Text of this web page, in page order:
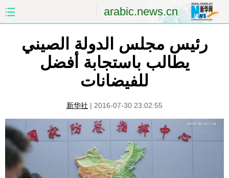
arabic.news.cn
الصفحة الأولى
الشرق الأوسط العالم
العلوم والصحة الثقافة والتعليم
السياحة والبيئة
مؤتمر صحفى للخارجية
رئيس مجلس الدولة الصيني
يطالب باستجابة أفضل
للفيضانات
新华社 | 2016-07-30 23:02:55